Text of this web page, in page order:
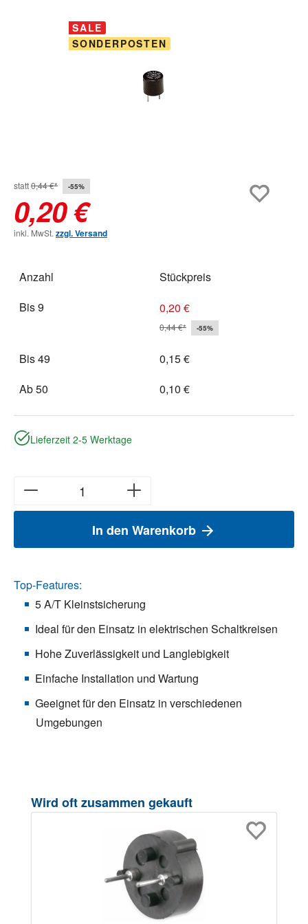
Bildergalerie überspringen
SALE
SONDERPOSTEN
statt0,44 €* -55%
0,20 €
inkl. MwSt. zzgl. Versand
Anzahl
Stückpreis
Bis9 0,20 €
0,44 €* -55%
Bis49
0,15 €
Ab50 0,10 €
Lieferzeit 2-5 Werktage
In den Warenkorb
Top-Features:
5 A/T Kleinstsicherung
Ideal für den Einsatz in elektrischen Schaltkreisen
Hohe Zuverlässigkeit und Langlebigkeit
Einfache Installation und Wartung
Geeignet für den Einsatz in verschiedenen
Umgebungen
Produktgalerie überspringen
Wird oft zusammen gekauft